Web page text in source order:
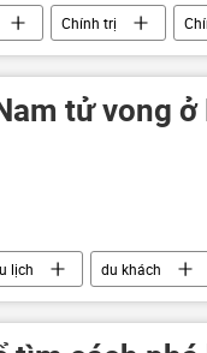
Chính trị
Hòa Bình
tử vong ở
lịch du khách